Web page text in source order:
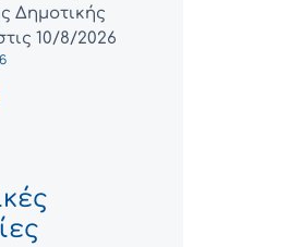
Δημοτικής
10/8/2026